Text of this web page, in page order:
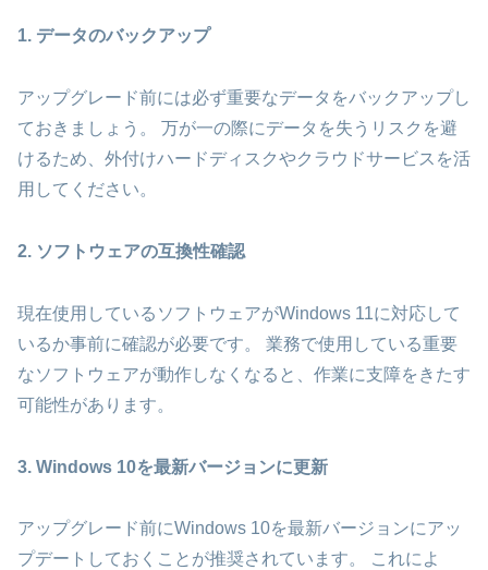
1. データのバックアップ
アップグレード前には必ず重要なデータをバックアップし
ておきましょう。 万が一の際にデータを失うリスクを避
けるため、外付けハードディスクやクラウドサービスを活
用してください。
2. ソフトウェアの互換性確認
現在使用しているソフトウェアがWindows 11に対応して
いるか事前に確認が必要です。 業務で使用している重要
なソフトウェアが動作しなくなると、作業に支障をきたす
可能性があります。
3. Windows 10を最新バージョンに更新
アップグレード前にWindows 10を最新バージョンにアッ
プデートしておくことが推奨されています。 これによ